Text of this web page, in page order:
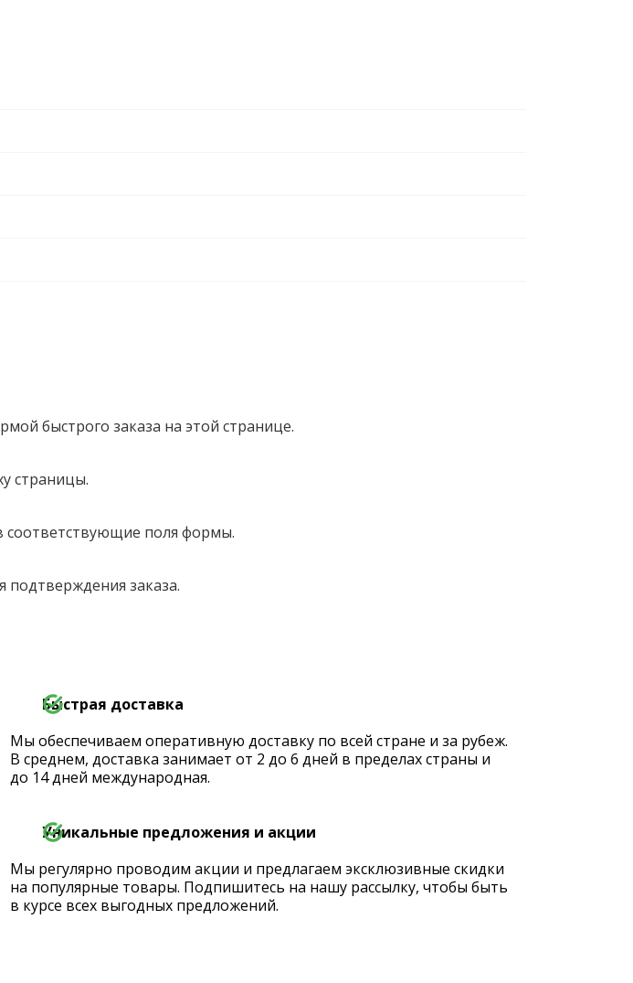
быстрого заказа на этой странице.
страницы.
соответствующие поля формы.
подтверждения заказа.
Быстрая доставка
Мы обеспечиваем оперативную доставку по всей стране и за рубеж.
В среднем, доставка занимает от 2 до 6 дней в пределах страны и
до 14 дней международная.
Уникальные предложения и акции
Мы регулярно проводим акции и предлагаем эксклюзивные скидки
на популярные товары. Подпишитесь на нашу рассылку, чтобы быть
в курсе всех выгодных предложений.